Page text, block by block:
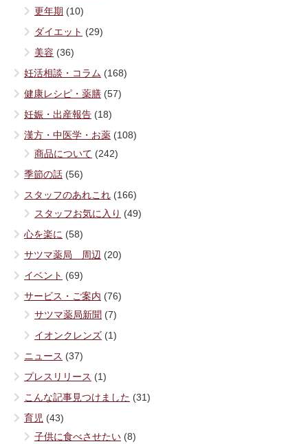
更年期 (10)
ダイエット (29)
美容 (36)
妊活相談・コラム (168)
健康レシピ・薬膳 (57)
妊娠・出産報告 (18)
漢方・中医学・お薬 (108)
商品について (242)
季節の話 (56)
スタッフのあれこれ (166)
スタッフお気に入り (49)
心を楽に (58)
サツマ薬局 周辺 (20)
イベント (69)
サービス・ご案内 (76)
サツマ薬局新聞 (7)
イオンクレンズ (1)
ニュース (37)
プレスリリース (1)
こんな記事見つけました (31)
育児 (43)
子供に食べさせたい (8)